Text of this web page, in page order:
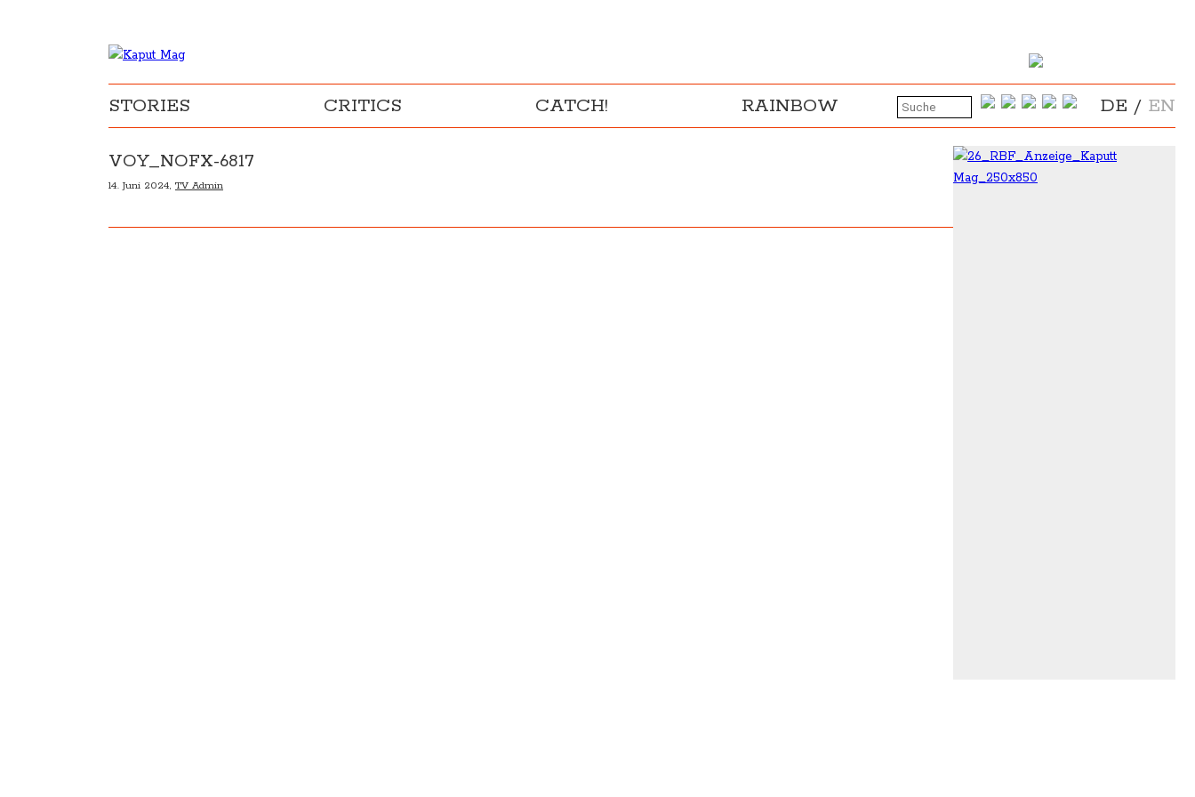
STORIES CRITICS CATCH! RAINBOW DE / EN
VOY_NOFX-6817
14. Juni 2024, TV Admin